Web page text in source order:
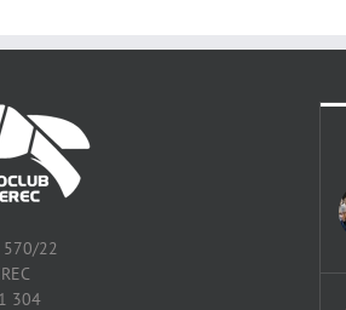
570/22
304